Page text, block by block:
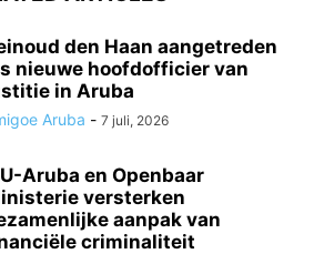
den Haan aangetreden
nieuwe hoofdofficier van
in Aruba
Aruba - 7 juli, 2026
Aruba en Openbaar
versterken
aanpak van
criminaliteit